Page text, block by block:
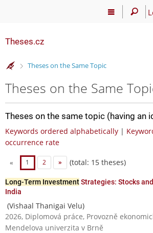
Theses.cz
>
Theses on the Same Topic
Theses on the Same
Theses on the same topic (having an
Keywords ordered alphabetically |
occurrence rate
« 1 2 » (total: 15 theses)
Long-Term InvestmentStrategies: Stocks
India
(Vishaal Thanigai Velu)
2026, Diplomová práce, Provozně
Mendelova univerzita v Brně